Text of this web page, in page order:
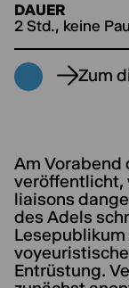
DAUER
2 Std., keine
Zum
Am Vorabend
veröffentlicht,
liaisons
des Adels
Lesepublikum
Entrüstung.